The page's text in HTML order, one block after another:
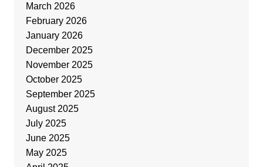
March 2026
February 2026
January 2026
December 2025
November 2025
October 2025
September 2025
August 2025
July 2025
June 2025
May 2025